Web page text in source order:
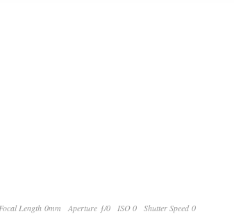
Focal Length 0mm Aperture ƒ/0 ISO 0 Shutter Speed 0